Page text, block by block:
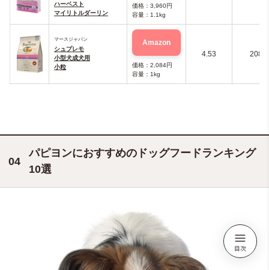
ハーベスト
マイリトルダーリン
価格：3,960円
容量：1.1kg
マースジャパン
シュプレモ
小型犬成犬用
小粒
Amazon
価格：2,084円
容量：1kg
4.53 208円
パピヨンにおすすめのドッグフードランキング
10選